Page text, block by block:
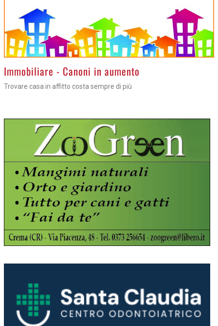
Immobiliare - Canoni in aumento
Trovare casa in affitto costa sempre di più